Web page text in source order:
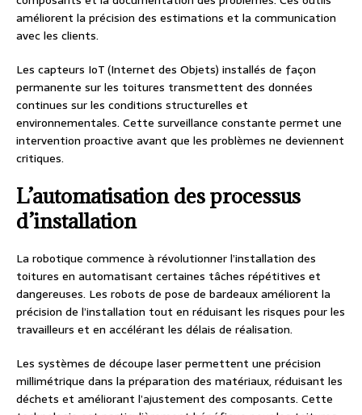
améliorent la précision des estimations et la communication
avec les clients.
Les capteurs IoT (Internet des Objets) installés de façon
permanente sur les toitures transmettent des données
continues sur les conditions structurelles et
environnementales. Cette surveillance constante permet une
intervention proactive avant que les problèmes ne deviennent
critiques.
L’automatisation des processus
d’installation
La robotique commence à révolutionner l’installation des
toitures en automatisant certaines tâches répétitives et
dangereuses. Les robots de pose de bardeaux améliorent la
précision de l’installation tout en réduisant les risques pour les
travailleurs et en accélérant les délais de réalisation.
Les systèmes de découpe laser permettent une précision
millimétrique dans la préparation des matériaux, réduisant les
déchets et améliorant l’ajustement des composants. Cette